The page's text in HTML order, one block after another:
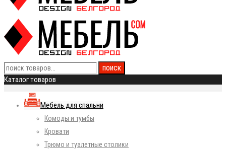
Каталог товаров
Мебель для спальни
Комоды и тумбы
Кровати
Трюмо и туалетные столики